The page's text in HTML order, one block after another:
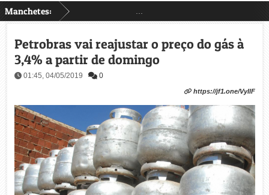
Manchetes:
Petrobras vai reajustar o preço do gás à
3,4% a partir de domingo
01:45, 04/05/2019 0
https://jf1.one/VyIlF